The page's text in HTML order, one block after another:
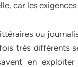
car les
ou
très différents
en